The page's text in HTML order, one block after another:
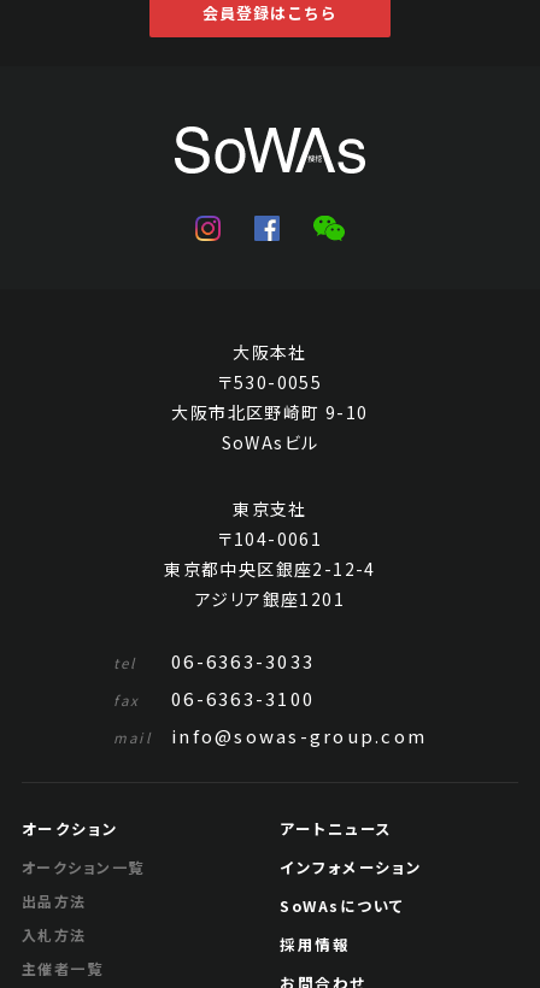
会員登録はこちら
大阪本社
〒530-0055
大阪市北区野崎町 9-10
SoWAsビル
東京支社
〒104-0061
東京都中央区銀座2-12-4
アジリア銀座1201
tel 06-6363-3033
fax 06-6363-3100
mail info@sowas-group.com
オークション
オークション一覧
出品方法
入札方法
主催者一覧
アートニュース
インフォメーション
SoWAsについて
採用情報
お問合わせ